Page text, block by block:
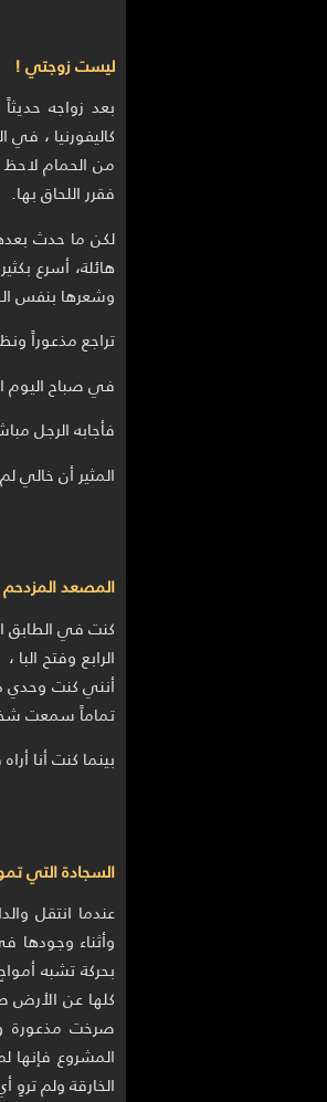
ليست زوجتي !
بعد زواجه
كاليفورنيا ، في
من الحمام
فقرر اللحاق بها.
لكن ما حدث
هائلة، أسرع
وشعرها بنفس
تراجع مذعوراً
في صباح اليوم
فأجابه الرجل
المثير أن خالي
المصعد المزدحم
كنت في الطابق
الرابع وفتح
أنني كنت وحدي
تماماً سمعت
بينما كنت أنا
السجادة التي
عندما انتقل
بحركة تشبه
كلها عن الأرض
صرخت مذعورة
المشروع فإنها
الخارقة ولم